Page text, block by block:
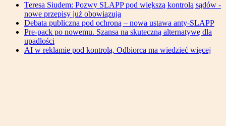
Teresa Siudem: Pozwy SLAPP pod większą kontrolą sądów -
nowe przepisy już obowiązują
Debata publiczna pod ochroną – nowa ustawa anty-SLAPP
Pre-pack po nowemu. Szansa na skuteczną alternatywę dla
upadłości
AI w reklamie pod kontrolą. Odbiorca ma wiedzieć więcej